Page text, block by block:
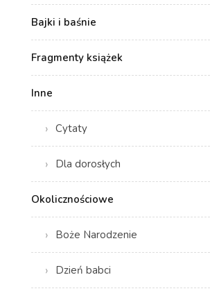
Bajki i baśnie
Fragmenty książek
Inne
Cytaty
Dla dorosłych
Okolicznościowe
Boże Narodzenie
Dzień babci